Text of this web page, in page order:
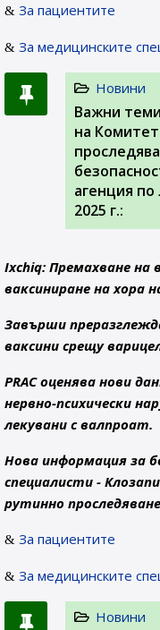
За пациентите
За медицинските
Новини
Важни
на
агенция
2025 г.:
Ixchiq: Премахване на
ваксиниране на хора
Завърши
ваксини срещу
PRAC оценява нови
нервно-психически
лекувани с валпроат.
Нова информация за
специалисти -
рутинно
За пациентите
За медицинските
Новини